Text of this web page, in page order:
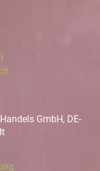
GmbH, DE-